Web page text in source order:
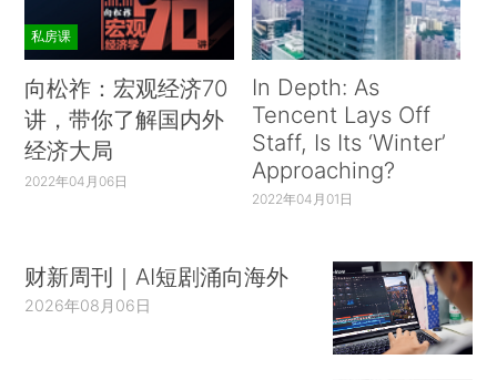
私房课
向松祚：宏观经济70
讲，带你了解国内外
经济大局
2022年04月06日
In Depth: As
Tencent Lays Off
Staff, Is Its ‘Winter’
Approaching?
2022年04月01日
财新周刊｜AI短剧涌向海外
2026年08月06日